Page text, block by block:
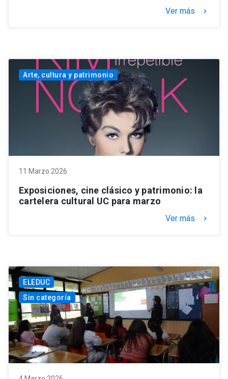
Ver más keyboard_arrow_right
Arte, cultura y patrimonio
11 Marzo 2026
Exposiciones, cine clásico y patrimonio: la
cartelera cultural UC para marzo
Ver más keyboard_arrow_right
ELEDUC
Sin categoría